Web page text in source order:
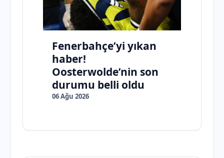
Fenerbahçe’yi yıkan
haber!
Oosterwolde’nin son
durumu belli oldu
06 Ağu 2026